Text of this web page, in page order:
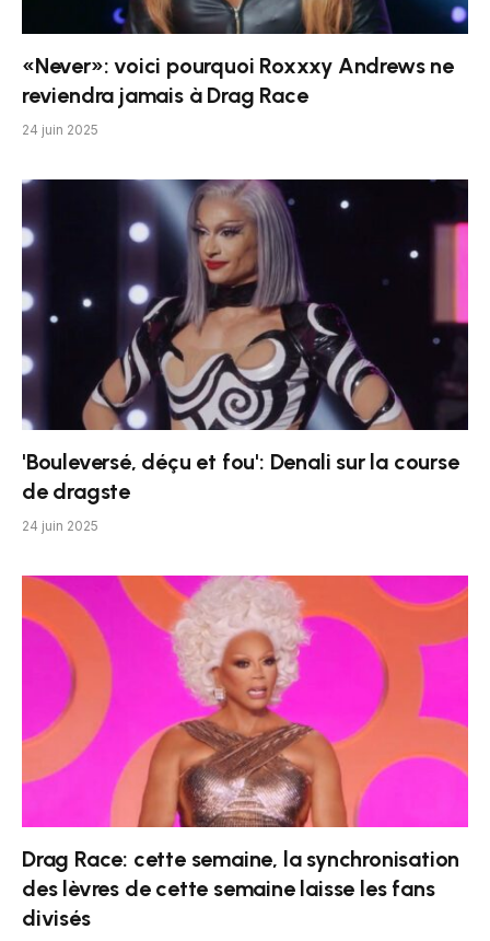
«Never»: voici pourquoi Roxxxy Andrews ne
reviendra jamais à Drag Race
24 juin 2025
'Bouleversé, déçu et fou': Denali sur la course
de dragste
24 juin 2025
Drag Race: cette semaine, la synchronisation
des lèvres de cette semaine laisse les fans
divisés